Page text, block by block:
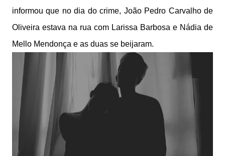
informou que no dia do crime, João Pedro Carvalho de
Oliveira estava na rua com Larissa Barbosa e Nádia de
Mello Mendonça e as duas se beijaram.